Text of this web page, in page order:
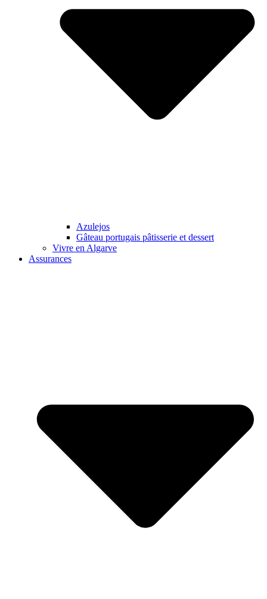
Azulejos
Gâteau portugais pâtisserie et dessert
Vivre en Algarve
Assurances